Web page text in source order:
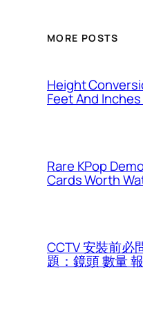
MORE POSTS
Height
Feet And Inches
Rare KPop
Cards Worth
CCTV 安裝前必
題：鏡頭 數量